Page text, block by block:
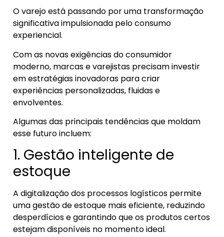
O varejo está passando por uma transformação
significativa impulsionada pelo consumo
experiencial.
Com as novas exigências do consumidor
moderno, marcas e varejistas precisam investir
em estratégias inovadoras para criar
experiências personalizadas, fluidas e
envolventes.
Algumas das principais tendências que moldam
esse futuro incluem:
1. Gestão inteligente de
estoque
A digitalização dos processos logísticos permite
uma gestão de estoque mais eficiente, reduzindo
desperdícios e garantindo que os produtos certos
estejam disponíveis no momento ideal.